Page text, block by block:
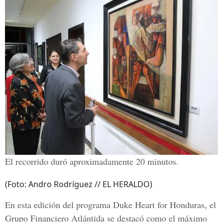
El recorrido duró aproximadamente 20 minutos.
(Foto: Andro Rodríguez // EL HERALDO)
En esta edición del programa Duke Heart for Honduras, el
Grupo Financiero Atlántida se destacó como el máximo